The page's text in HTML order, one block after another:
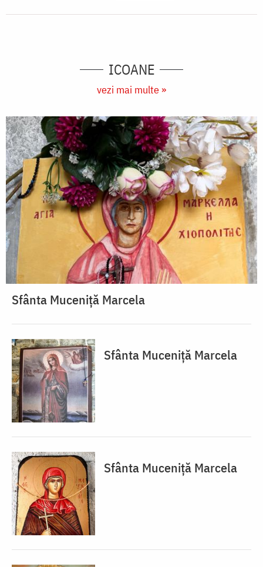
ICOANE
vezi mai multe »
Sfânta Muceniță Marcela
Sfânta Muceniță Marcela
Sfânta Muceniță Marcela